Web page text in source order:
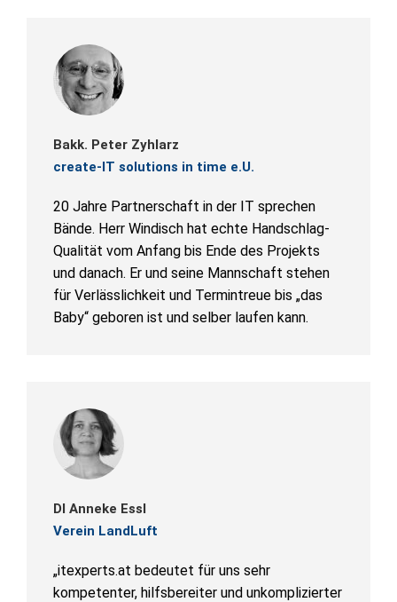
Bakk. Peter Zyhlarz
create-IT solutions in time e.U.
20 Jahre Partnerschaft in der IT sprechen
Bände. Herr Windisch hat echte Handschlag-
Qualität vom Anfang bis Ende des Projekts
und danach. Er und seine Mannschaft stehen
für Verlässlichkeit und Termintreue bis „das
Baby“ geboren ist und selber laufen kann.
DI Anneke Essl
Verein LandLuft
„itexperts.at bedeutet für uns sehr
kompetenter, hilfsbereiter und unkomplizierter